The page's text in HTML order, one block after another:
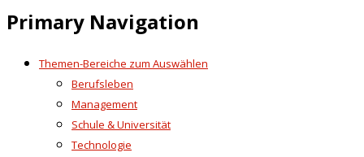
Primary Navigation
Themen-Bereiche zum Auswählen
Berufsleben
Management
Schule & Universität
Technologie